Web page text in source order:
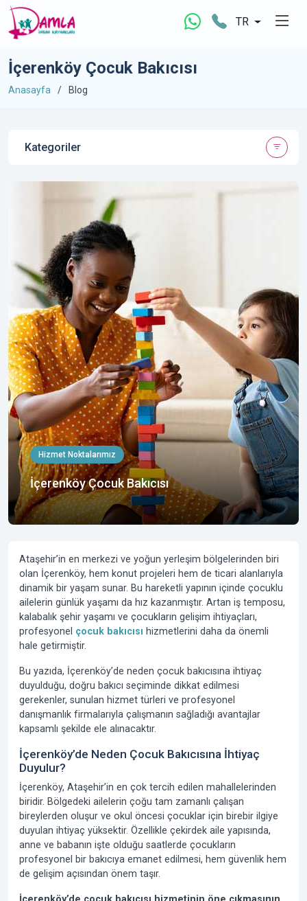
TR
İçerenköy Çocuk Bakıcısı
Anasayfa Blog
Hizmet Noktalarımız
İçerenköy Çocuk Bakıcısı
Ataşehir’in en merkezi ve yoğun yerleşim bölgelerinden biri
olan İçerenköy, hem konut projeleri hem de ticari alanlarıyla
dinamik bir yaşam sunar. Bu hareketli yapının içinde çocuklu
ailelerin günlük yaşamı da hız kazanmıştır. Artan iş temposu,
kalabalık şehir yaşamı ve çocukların gelişim ihtiyaçları,
profesyonel çocuk bakıcısı hizmetlerini daha da önemli
hale getirmiştir.
Bu yazıda, İçerenköy’de neden çocuk bakıcısına ihtiyaç
duyulduğu, doğru bakıcı seçiminde dikkat edilmesi
gerekenler, sunulan hizmet türleri ve profesyonel
danışmanlık firmalarıyla çalışmanın sağladığı avantajlar
kapsamlı şekilde ele alınacaktır.
İçerenköy’de Neden Çocuk Bakıcısına İhtiyaç
Duyulur?
İçerenköy, Ataşehir’in en çok tercih edilen mahallelerinden
biridir. Bölgedeki ailelerin çoğu tam zamanlı çalışan
bireylerden oluşur ve okul öncesi çocuklar için birebir ilgiye
duyulan ihtiyaç yüksektir. Özellikle çekirdek aile yapısında,
anne ve babanın işte olduğu saatlerde çocukların
profesyonel bir bakıcıya emanet edilmesi, hem güvenlik hem
de gelişim açısından önem taşır.
Kategoriler